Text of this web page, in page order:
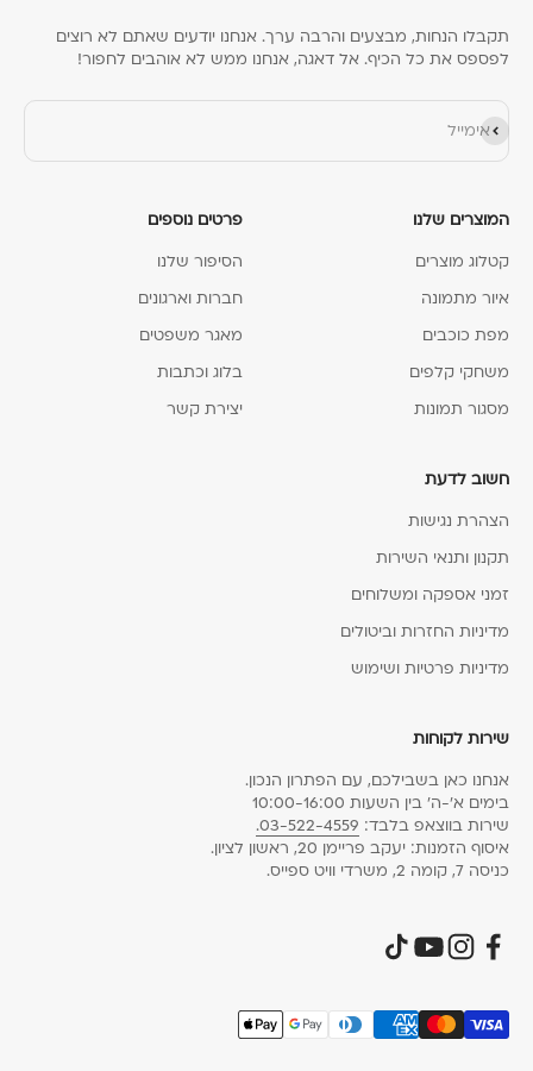
תקבלו הנחות, מבצעים והרבה ערך. אנחנו יודעים שאתם לא רוצים
לפספס את כל הכיף. אל דאגה, אנחנו ממש לא אוהבים לחפור!
אימייל
הירשם כמנוי
המוצרים שלנו
קטלוג מוצרים
איור מתמונה
מפת כוכבים
משחקי קלפים
מסגור תמונות
פרטים נוספים
הסיפור שלנו
חברות וארגונים
מאגר משפטים
בלוג וכתבות
יצירת קשר
חשוב לדעת
הצהרת נגישות
תקנון ותנאי השירות
זמני אספקה ומשלוחים
מדיניות החזרות וביטולים
מדיניות פרטיות ושימוש
שירות לקוחות
אנחנו כאן בשבילכם, עם הפתרון הנכון.
בימים א׳-ה׳ בין השעות 10:00-16:00
שירות בווצאפ בלבד: 03-522-4559.
איסוף הזמנות: יעקב פריימן 20, ראשון לציון.
כניסה 7, קומה 2, משרדי וויט ספייס.